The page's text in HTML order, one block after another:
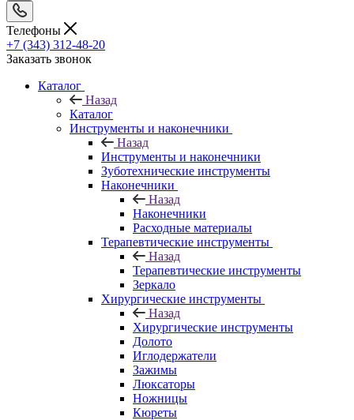
Телефоны
+7 (343) 312-48-20
Заказать звонок
Каталог
Назад
Каталог
Инструменты и наконечники
Назад
Инструменты и наконечники
Зуботехнические инструменты
Наконечники
Назад
Наконечники
Расходные материалы
Терапевтические инструменты
Назад
Терапевтические инструменты
Зеркало
Хирургические инструменты
Назад
Хирургические инструменты
Долото
Иглодержатели
Зажимы
Люксаторы
Ножницы
Кюреты